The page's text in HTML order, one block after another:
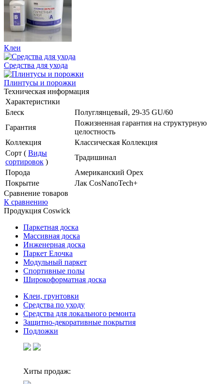
Клеи
Средства для ухода
Плинтусы и порожки
Техническая информация
Характеристики
Блеск
Полуглянцевый, 29-35 GU/60
Гарантия
Пожизненная гарантия на структурную
целостность
Коллекция
Классическая Коллекция
Сорт ( Виды
сортировок )
Традишинал
Порода
Американский Орех
Покрытие
Лак CosNanoTech+
Сравнение товаров
К сравнению
Продукция Coswick
Паркетная доска
Массивная доска
Инженерная доска
Паркет Елочка
Модульный паркет
Спортивные полы
Широкоформатная доска
Клеи, грунтовки
Средства по уходу
Средства для локального ремонта
Защитно-декоративные покрытия
Подложки
Хиты продаж: